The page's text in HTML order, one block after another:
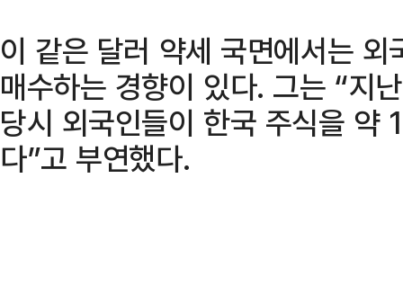
이 같은 달러 약세 국면에서는
매수하는 경향이 있다. 그는 “
당시 외국인들이 한국 주식을 약
다”고 부연했다.